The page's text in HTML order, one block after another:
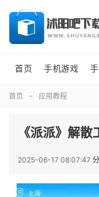
首页 手机游戏
首页 应用教程
《派派》解
2025-06-17 08:07:47